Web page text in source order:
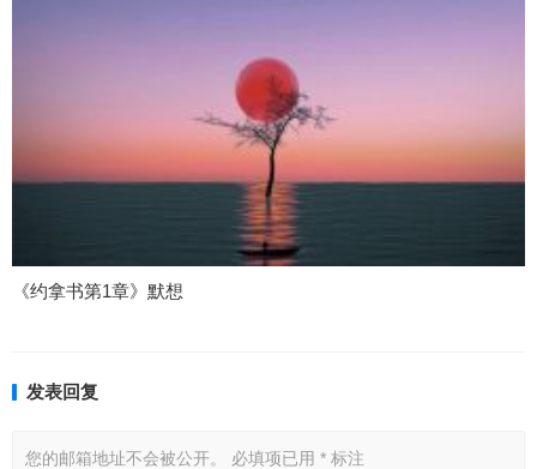
《约拿书第1章》默想
发表回复
您的邮箱地址不会被公开。 必填项已用 * 标注